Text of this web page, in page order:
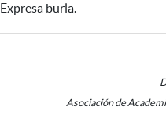
Expresa burla.
Asociación de